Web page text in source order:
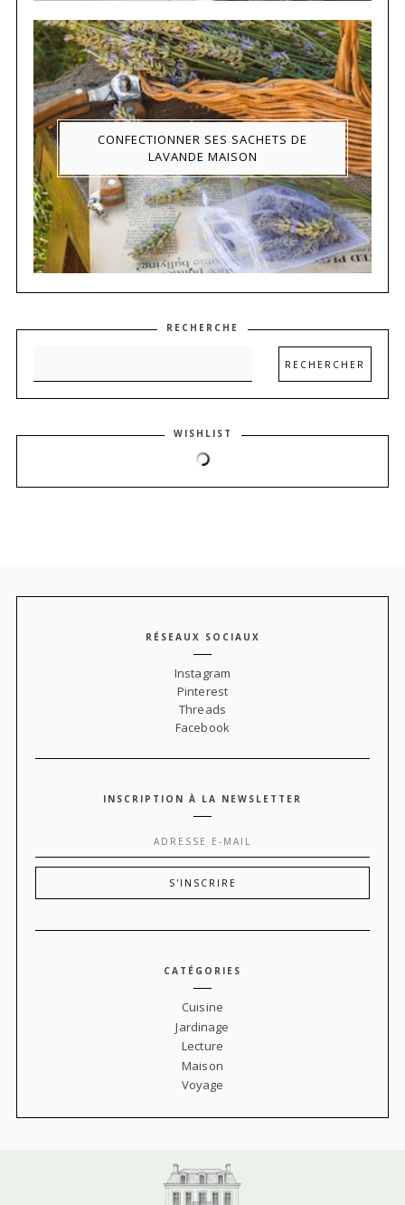
CONFECTIONNER SES SACHETS DE
LAVANDE MAISON
RECHERCHE
WISHLIST
RÉSEAUX SOCIAUX
Instagram
Pinterest
Threads
Facebook
INSCRIPTION À LA NEWSLETTER
CATÉGORIES
Cuisine
Jardinage
Lecture
Maison
Voyage